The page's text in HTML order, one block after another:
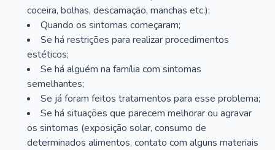
coceira, bolhas, descamação, manchas etc.);
Quando os sintomas começaram;
Se há restrições para realizar procedimentos
estéticos;
Se há alguém na família com sintomas
semelhantes;
Se já foram feitos tratamentos para esse problema;
Se há situações que parecem melhorar ou agravar
os sintomas (exposição solar, consumo de
determinados alimentos, contato com alguns materiais